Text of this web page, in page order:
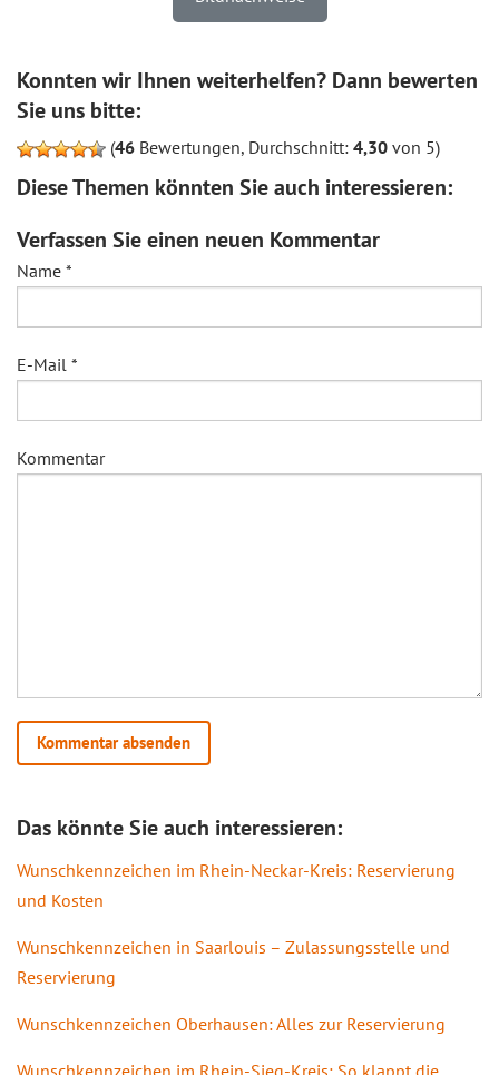
Konnten wir Ihnen weiterhelfen? Dann bewerten
Sie uns bitte:
(46 Bewertungen, Durchschnitt: 4,30 von 5)
Diese Themen könnten Sie auch interessieren:
Verfassen Sie einen neuen Kommentar
Name *
E-Mail *
Kommentar
Das könnte Sie auch interessieren:
Wunschkennzeichen im Rhein-Neckar-Kreis: Reservierung
und Kosten
Wunschkennzeichen in Saarlouis – Zulassungsstelle und
Reservierung
Wunschkennzeichen Oberhausen: Alles zur Reservierung
Wunschkennzeichen im Rhein-Sieg-Kreis: So klappt die